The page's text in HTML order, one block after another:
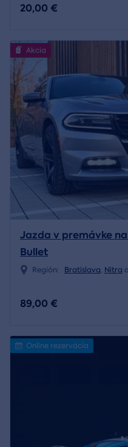
20,00 €
Akcia
Jazda v premávke
Bullet
Región: Bratislava, Nitra a
89,00 €
Online rezervácia